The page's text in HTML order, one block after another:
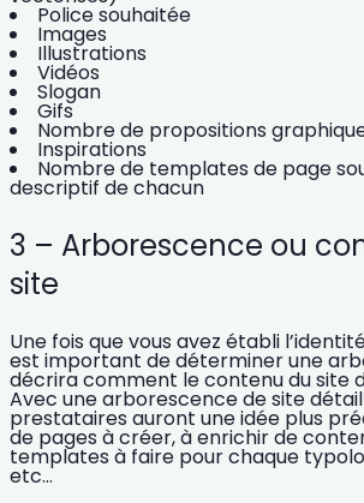
Police souhaitée
Images
Illustrations
Vidéos
Slogan
Gifs
Nombre de propositions
Inspirations
Nombre de templates de page
descriptif de chacun
3 – Arborescence ou
site
Une fois que vous avez établi
est important dedéterminer une
décrira comment le contenu du site
Avec unearborescence de site
prestataires auront une idée plus
de pages à créer, à enrichir de
templates à faire pour chaque
etc…